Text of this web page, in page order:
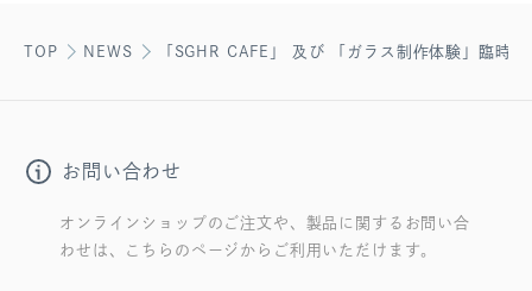
TOP NEWS 「SGHR CAFE」 及び 「ガラス制作体験」臨時
お問い合わせ
オンラインショップのご注文や、製品に関するお問い合
わせは、こちらのページからご利用いただけます。